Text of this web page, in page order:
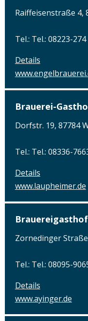
Raiffeisenstraße 4,
Tel.: Tel.: 08223-274
Details
Brauerei-
Dorfstr. 19, 87784
Tel.: Tel.: 08336-
Details
www.laupheimer.de
Zornedinger
Tel.: Tel.: 08095-
Details
www.ayinger.de